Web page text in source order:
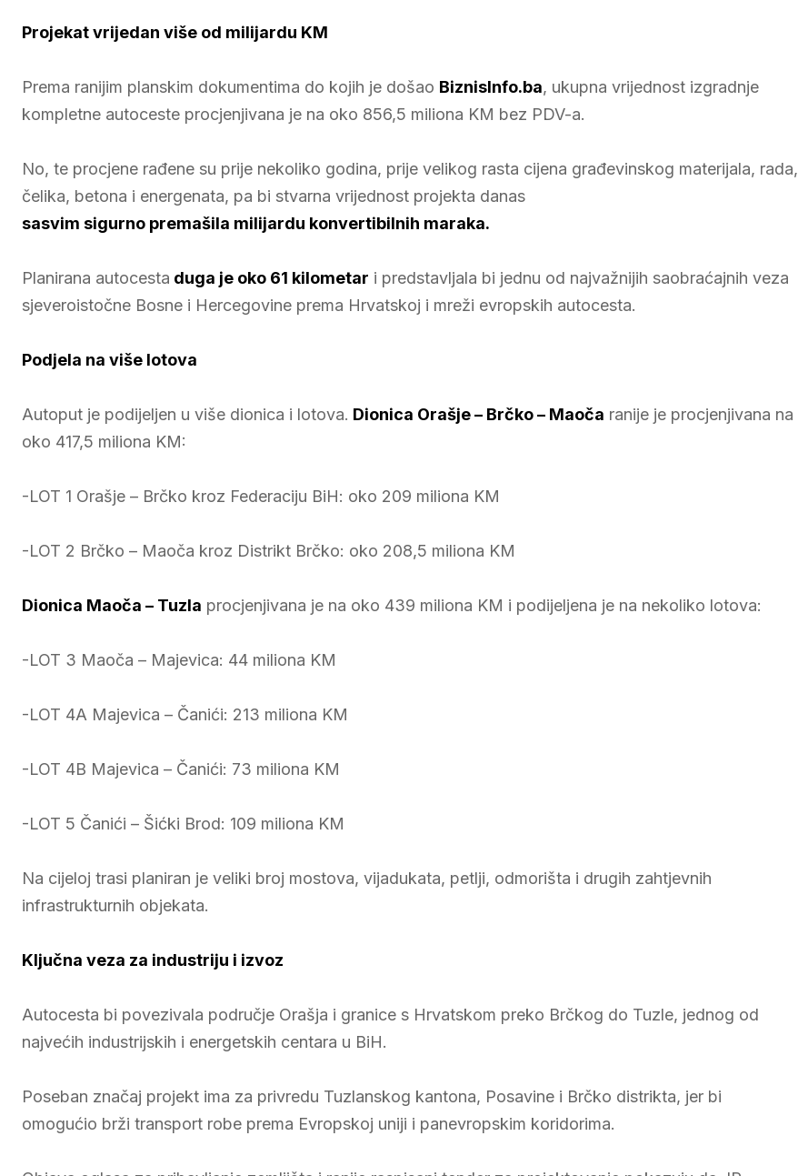
Projekat vrijedan više od milijardu KM
Prema ranijim planskim dokumentima do kojih je došao BiznisInfo.ba, ukupna vrijednost izgradnje
kompletne autoceste procjenjivana je na oko 856,5 miliona KM bez PDV-a.
No, te procjene rađene su prije nekoliko godina, prije velikog rasta cijena građevinskog materijala, rada,
čelika, betona i energenata, pa bi stvarna vrijednost projekta danas
sasvim sigurno premašila milijardu konvertibilnih maraka.
Planirana autocesta duga je oko 61 kilometar i predstavljala bi jednu od najvažnijih saobraćajnih veza
sjeveroistočne Bosne i Hercegovine prema Hrvatskoj i mreži evropskih autocesta.
Podjela na više lotova
Autoput je podijeljen u više dionica i lotova. Dionica Orašje – Brčko – Maoča ranije je procjenjivana na
oko 417,5 miliona KM:
-LOT 1 Orašje – Brčko kroz Federaciju BiH: oko 209 miliona KM
-LOT 2 Brčko – Maoča kroz Distrikt Brčko: oko 208,5 miliona KM
Dionica Maoča – Tuzla procjenjivana je na oko 439 miliona KM i podijeljena je na nekoliko lotova:
-LOT 3 Maoča – Majevica: 44 miliona KM
-LOT 4A Majevica – Čanići: 213 miliona KM
-LOT 4B Majevica – Čanići: 73 miliona KM
-LOT 5 Čanići – Šićki Brod: 109 miliona KM
Na cijeloj trasi planiran je veliki broj mostova, vijadukata, petlji, odmorišta i drugih zahtjevnih
infrastrukturnih objekata.
Ključna veza za industriju i izvoz
Autocesta bi povezivala područje Orašja i granice s Hrvatskom preko Brčkog do Tuzle, jednog od
najvećih industrijskih i energetskih centara u BiH.
Poseban značaj projekt ima za privredu Tuzlanskog kantona, Posavine i Brčko distrikta, jer bi
omogućio brži transport robe prema Evropskoj uniji i panevropskim koridorima.